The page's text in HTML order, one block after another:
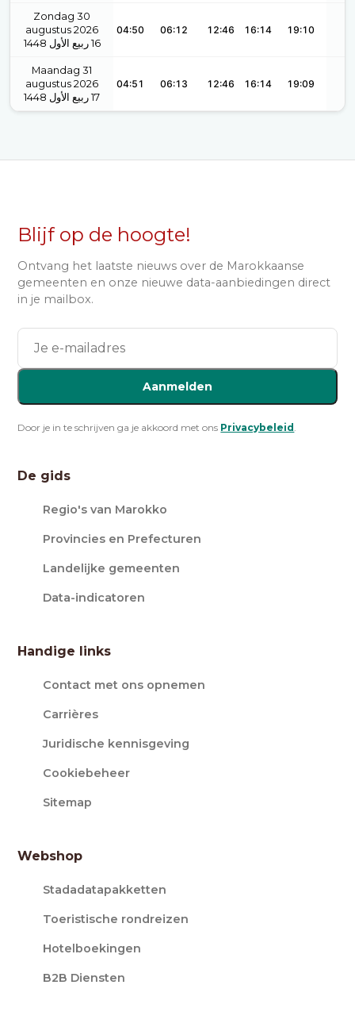
Zondag 30
augustus 2026
1448 ربيع الأول 16
04:50 06:12 12:46 16:14 19:10
Maandag 31
augustus 2026
1448 ربيع الأول 17
04:51 06:13 12:46 16:14 19:09
Blijf op de hoogte!
Ontvang het laatste nieuws over de Marokkaanse
gemeenten en onze nieuwe data-aanbiedingen direct
in je mailbox.
Aanmelden
Door je in te schrijven ga je akkoord met ons Privacybeleid .
De gids
Regio's van Marokko
Provincies en Prefecturen
Landelijke gemeenten
Data-indicatoren
Handige links
Contact met ons opnemen
Carrières
Juridische kennisgeving
Cookiebeheer
Sitemap
Webshop
Stadadatapakketten
Toeristische rondreizen
Hotelboekingen
B2B Diensten